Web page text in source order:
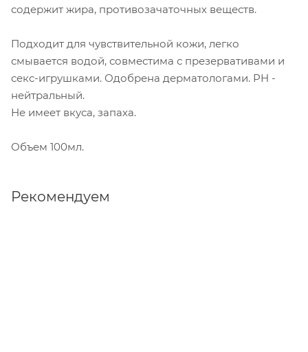
содержит жира, противозачаточных веществ.
Подходит для чувствительной кожи, легко
смывается водой, совместима с презервативами и
секс-игрушками. Одобрена дерматологами. PH -
нейтральный.
Не имеет вкуса, запаха.
Объем 100мл.
Рекомендуем